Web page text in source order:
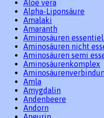
Aloe vera
Alpha-Liponsäure
Amalaki
Amaranth
Aminosäuren
Aminosäuren nicht
Aminosäuren semi
Aminosäurenkomplex
Amla
Amygdalin
Andenbeere
Andorn